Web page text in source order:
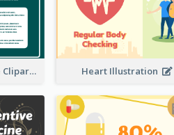
Syringe Informative Clipart Heart Illustration